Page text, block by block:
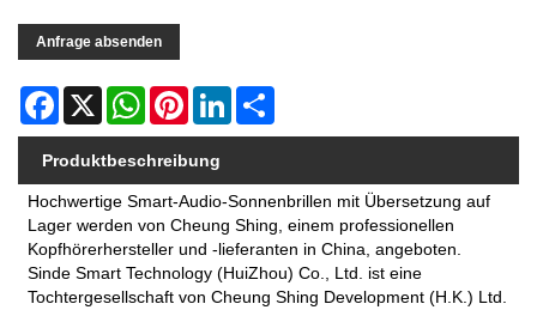
Anfrage absenden
Facebook
X WhatsAppPinterestLinkedIn
Produktbeschreibung
Hochwertige Smart-Audio-Sonnenbrillen mit Übersetzung auf
Lager werden von Cheung Shing, einem professionellen
Kopfhörerhersteller und -lieferanten in China, angeboten.
Sinde Smart Technology (HuiZhou) Co., Ltd. ist eine
Tochtergesellschaft von Cheung Shing Development (H.K.) Ltd.